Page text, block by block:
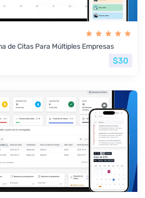
de Citas Para Múltiples Empresas
$30